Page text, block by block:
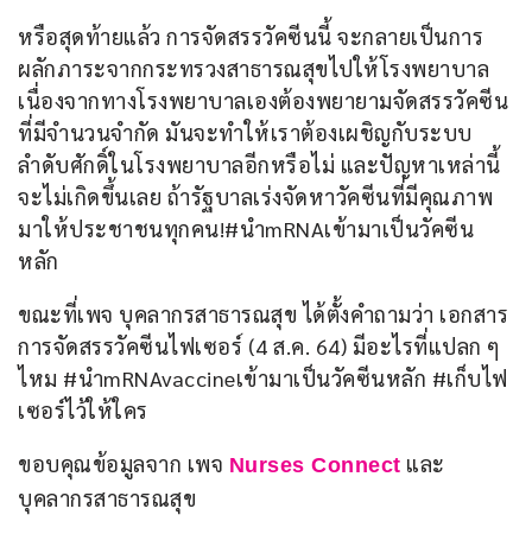
หรือสุดท้ายแล้ว การจัดสรรวัคซีนนี้ จะกลายเป็นการ
ผลักภาระจากกระทรวงสาธารณสุขไปให้โรงพยาบาล
เนื่องจากทางโรงพยาบาลเองต้องพยายามจัดสรรวัคซีน
ที่มีจำนวนจำกัด มันจะทำให้เราต้องเผชิญกับระบบ
ลำดับศักดิ์ในโรงพยาบาลอีกหรือไม่ และปัญหาเหล่านี้
จะไม่เกิดขึ้นเลย ถ้ารัฐบาลเร่งจัดหาวัคซีนที่มีคุณภาพ
มาให้ประชาชนทุกคน!#นำmRNAเข้ามาเป็นวัคซีน
หลัก
ขณะที่เพจ บุคลากรสาธารณสุข ได้ตั้งคำถามว่า เอกสาร
การจัดสรรวัคซีนไฟเซอร์ (4 ส.ค. 64) มีอะไรที่แปลก ๆ
ไหม #นำmRNAvaccineเข้ามาเป็นวัคซีนหลัก #เก็บไฟ
เซอร์ไว้ให้ใคร
ขอบคุณข้อมูลจาก เพจ Nurses Connect และ
บุคลากรสาธารณสุข